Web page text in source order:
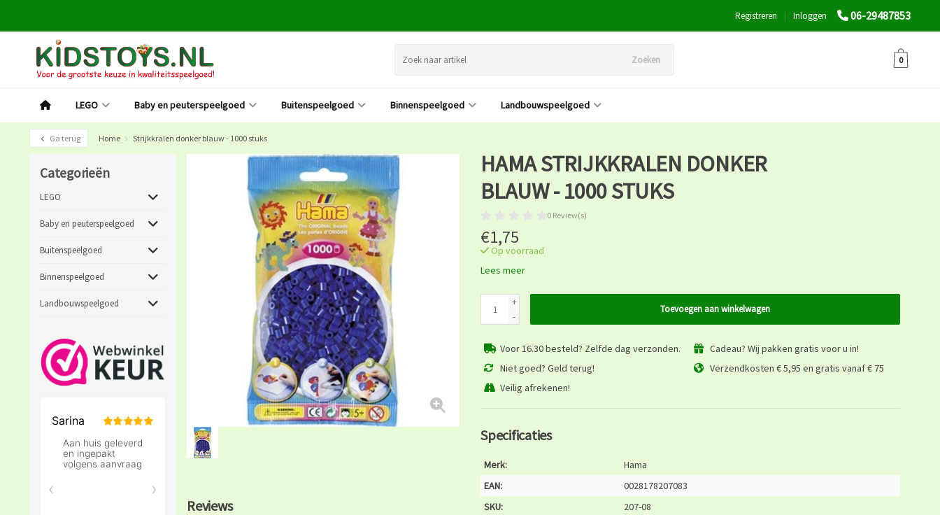
06-29487853
Inloggen
|
Registreren
Zoeken 0
LEGO Baby en peuterspeelgoed Buitenspeelgoed Binnenspeelgoed Landbouwspeelgoed
Ga terug Home Strijkkralen donker blauw - 1000 stuks
Categorieën
LEGO
Baby en peuterspeelgoed
Buitenspeelgoed
Binnenspeelgoed
Landbouwspeelgoed
Reviews
HAMA STRIJKKRALEN DONKER
BLAUW - 1000 STUKS
0 Review(s)
€1,75
Op voorraad
Lees meer
+
-
Toevoegen aan winkelwagen
Voor 16.30 besteld? Zelfde dag verzonden.
Cadeau? Wij pakken gratis voor u in!
Niet goed? Geld terug!
Verzendkosten € 5,95 en gratis vanaf € 75
Veilig afrekenen!
Specificaties
Merk:
Hama
EAN:
0028178207083
SKU:
207-08